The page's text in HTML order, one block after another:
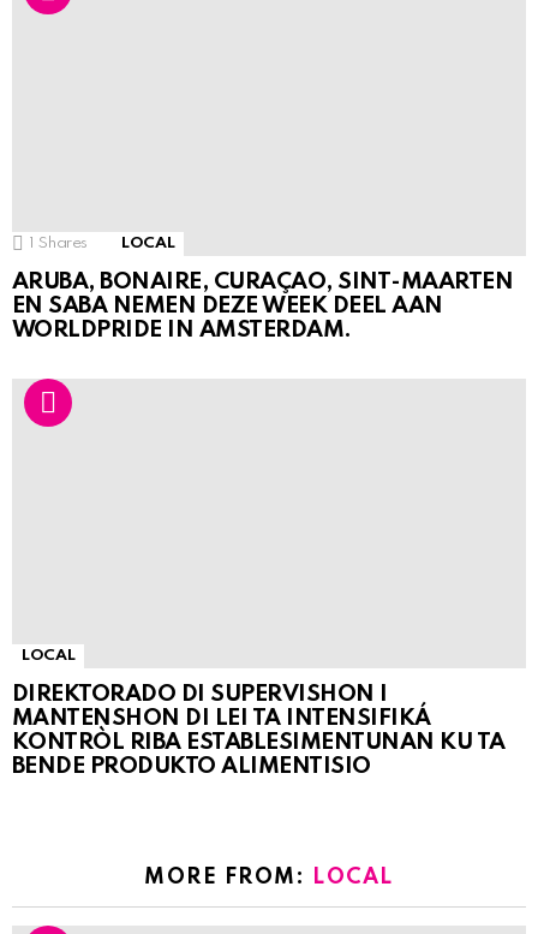
1 Shares LOCAL
ARUBA, BONAIRE, CURAÇAO, SINT-MAARTEN
EN SABA NEMEN DEZE WEEK DEEL AAN
WORLDPRIDE IN AMSTERDAM.
LOCAL
DIREKTORADO DI SUPERVISHON I
MANTENSHON DI LEI TA INTENSIFIKÁ
KONTRÒL RIBA ESTABLESIMENTUNAN KU TA
BENDE PRODUKTO ALIMENTISIO
MORE FROM: LOCAL